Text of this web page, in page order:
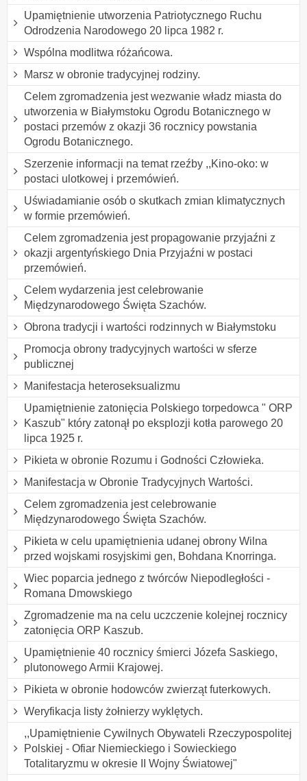
Upamiętnienie utworzenia Patriotycznego Ruchu
Odrodzenia Narodowego 20 lipca 1982 r.
Wspólna modlitwa różańcowa.
Marsz w obronie tradycyjnej rodziny.
Celem zgromadzenia jest wezwanie władz miasta do
utworzenia w Białymstoku Ogrodu Botanicznego w
postaci przemów z okazji 36 rocznicy powstania
Ogrodu Botanicznego.
Szerzenie informacji na temat rzeźby ,,Kino-oko: w
postaci ulotkowej i przemówień.
Uświadamianie osób o skutkach zmian klimatycznych
w formie przemówień.
Celem zgromadzenia jest propagowanie przyjaźni z
okazji argentyńskiego Dnia Przyjaźni w postaci
przemówień.
Celem wydarzenia jest celebrowanie
Międzynarodowego Święta Szachów.
Obrona tradycji i wartości rodzinnych w Białymstoku
Promocja obrony tradycyjnych wartości w sferze
publicznej
Manifestacja heteroseksualizmu
Upamiętnienie zatonięcia Polskiego torpedowca " ORP
Kaszub" który zatonął po eksplozji kotła parowego 20
lipca 1925 r.
Pikieta w obronie Rozumu i Godności Człowieka.
Manifestacja w Obronie Tradycyjnych Wartości.
Celem zgromadzenia jest celebrowanie
Międzynarodowego Święta Szachów.
Pikieta w celu upamiętnienia udanej obrony Wilna
przed wojskami rosyjskimi gen, Bohdana Knorringa.
Wiec poparcia jednego z twórców Niepodległości -
Romana Dmowskiego
Zgromadzenie ma na celu uczczenie kolejnej rocznicy
zatonięcia ORP Kaszub.
Upamiętnienie 40 rocznicy śmierci Józefa Saskiego,
plutonowego Armii Krajowej.
Pikieta w obronie hodowców zwierząt futerkowych.
Weryfikacja listy żołnierzy wyklętych.
,,Upamiętnienie Cywilnych Obywateli Rzeczypospolitej
Polskiej - Ofiar Niemieckiego i Sowieckiego
Totalitaryzmu w okresie II Wojny Światowej"